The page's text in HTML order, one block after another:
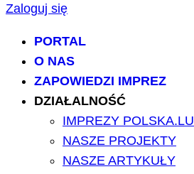
Zaloguj się
PORTAL
O NAS
ZAPOWIEDZI IMPREZ
DZIAŁALNOŚĆ
IMPREZY POLSKA.LU
NASZE PROJEKTY
NASZE ARTYKUŁY